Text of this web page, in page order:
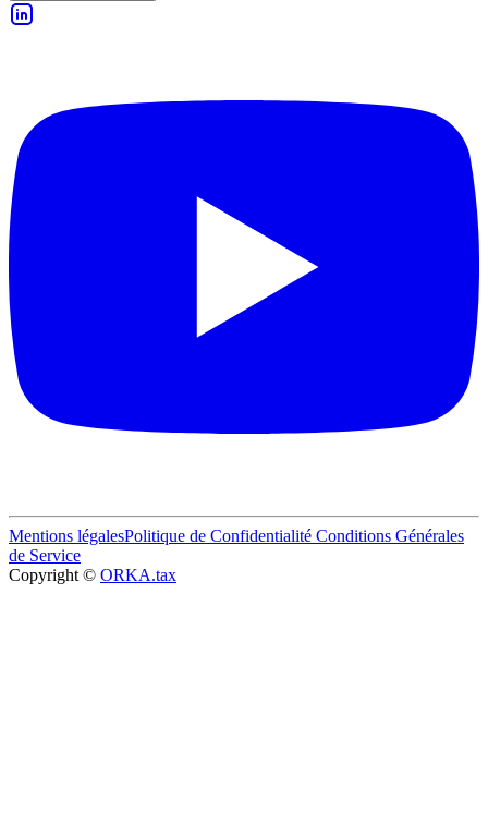
Mentions légalesPolitique de Confidentialité Conditions Générales
de Service
Copyright © ORKA.tax